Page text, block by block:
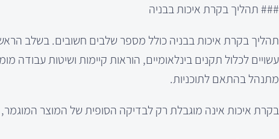
### תהליך בקרת איכות בבניה
תהליך בקרת איכות בבניה כולל מספר שלבים חשובים. בשלב
עשויים לכלול תקנים בינלאומיים, הוראות קיימות ושיטות
מתנהל בהתאם לתוכניות.
בקרת איכות אינה מוגבלת רק לבדיקה הסופית של המוצר